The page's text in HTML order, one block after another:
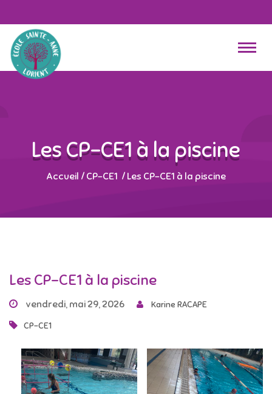
Les CP-CE1 à la piscine
Accueil / CP-CE1 / Les CP-CE1 à la piscine
Les CP-CE1 à la piscine
vendredi, mai 29, 2026 Karine RACAPE
CP-CE1